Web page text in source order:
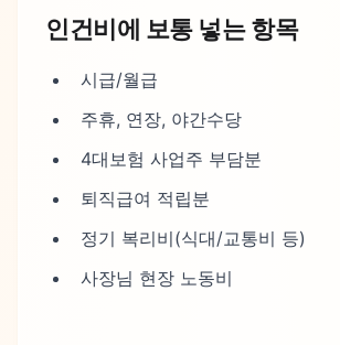
인건비에 보통 넣는 항목
시급/월급
주휴, 연장, 야간수당
4대보험 사업주 부담분
퇴직급여 적립분
정기 복리비(식대/교통비 등)
사장님 현장 노동비